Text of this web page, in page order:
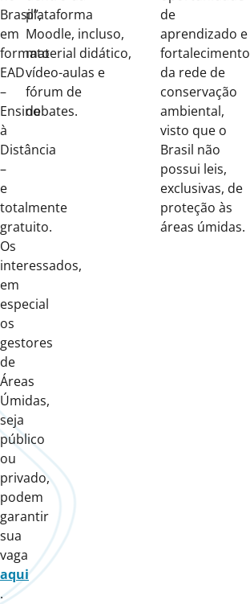
Brasil”,
em
formato
EAD
–
Ensino
à
Distância
–
e
totalmente
gratuito.
Os
interessados,
em
especial
os
gestores
de
Áreas
Úmidas,
seja
público
ou
privado,
podem
garantir
sua
vaga
aqui
.
plataforma
Moodle, incluso,
material didático,
vídeo-aulas e
fórum de
debates.
de
aprendizado e
fortalecimento
da rede de
conservação
ambiental,
visto que o
Brasil não
possui leis,
exclusivas, de
proteção às
áreas úmidas.